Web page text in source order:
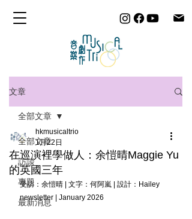
文章
全部文章
訪談
專題
最新消息
全部文章
在巡演裡學做人：余愷晴Maggie Yu
的英國三年
hkmusicaltrio
1月22日
受訪：余愷晴 | 文字：何阿嵐 | 設計：Hailey
newsletter | January 2026